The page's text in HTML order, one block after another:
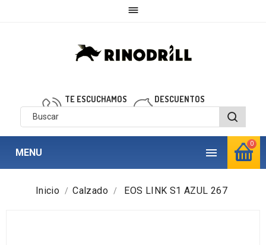

0
TE ESCUCHAMOS
910 850 040
DESCUENTOS
personalizados

MENU
Inicio Calzado EOS LINK S1 AZUL 267